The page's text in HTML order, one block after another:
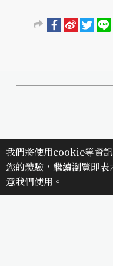
我們將使用cookie等資
您的體驗，繼續瀏覽即表
意我們使用。